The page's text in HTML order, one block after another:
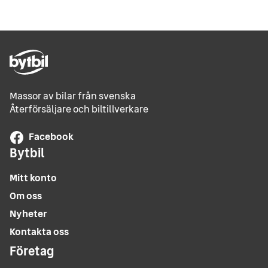
Massor av bilar från svenska
Återförsäljare och biltillverkare
Facebook
Bytbil
Mitt konto
Om oss
Nyheter
Kontakta oss
Företag